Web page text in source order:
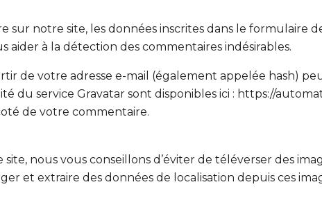
sur notre site, les données inscrites dans le formulaire
à la détection des commentaires indésirables.
de votre adresse e-mail (également appelée hash)
du service Gravatar sont disponibles ici : https://
de votre commentaire.
site, nous vous conseillons d’éviter de téléverser des
et extraire des données de localisation depuis ces